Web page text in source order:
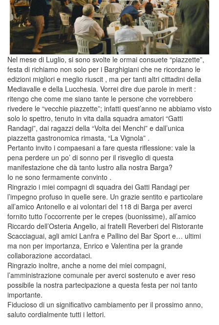
Nel mese di Luglio, si sono svolte le ormai consuete “piazzette”,
festa di richiamo non solo per i Barghigiani che ne ricordano le
edizioni migliori e meglio riuscit , ma per tanti altri cittadini della
Mediavalle e della Lucchesia. Vorrei dire due parole in merit :
ritengo che come me siano tante le persone che vorrebbero
rivedere le “vecchie piazzette”; infatti quest’anno ne abbiamo visto
solo lo spettro, tenuto in vita dalla squadra amatori “Gatti
Randagi”, dai ragazzi della “Volta dei Menchi” e dall’unica
piazzetta gastronomica rimasta, “La Vignola” .
Pertanto invito i compaesani a fare questa riflessione: vale la
pena perdere un po’ di sonno per il risveglio di questa
manifestazione che dà tanto lustro alla nostra Barga?
Io ne sono fermamente convinto .
Ringrazio i miei compagni di squadra dei Gatti Randagi per
l’impegno profuso in quelle sere. Un grazie sentito e particolare
all’amico Antonello e ai volontari del 118 di Barga per averci
fornito tutto l’occorrente per le crepes (buonissime), all’amico
Riccardo dell’Osteria Angelio, ai fratelli Reverberi del Ristorante
Scacciaguai, agli amici Lanfra e Pallino del Bar Sport e… ultimi
ma non per importanza, Enrico e Valentina per la grande
collaborazione accordataci.
Ringrazio inoltre, anche a nome dei miei compagni,
l’amministrazione comunale per averci sostenuto e aver reso
possibile la nostra partecipazione a questa festa per noi tanto
importante.
Fiducioso di un significativo cambiamento per il prossimo anno,
saluto cordialmente tutti i lettori.